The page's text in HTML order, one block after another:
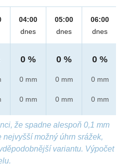
04:00
dnes
0 %
0 mm
0 mm
05:00
dnes
0 %
0 mm
0 mm
06:00
dnes
0 %
0 mm
0 mm
že spadne alespoň 0,1 mm
možný úhrn srážek,
variantu. Výpočet